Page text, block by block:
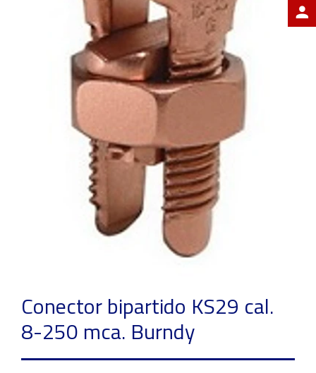
Conector bipartido KS29 cal.
8-250 mca. Burndy